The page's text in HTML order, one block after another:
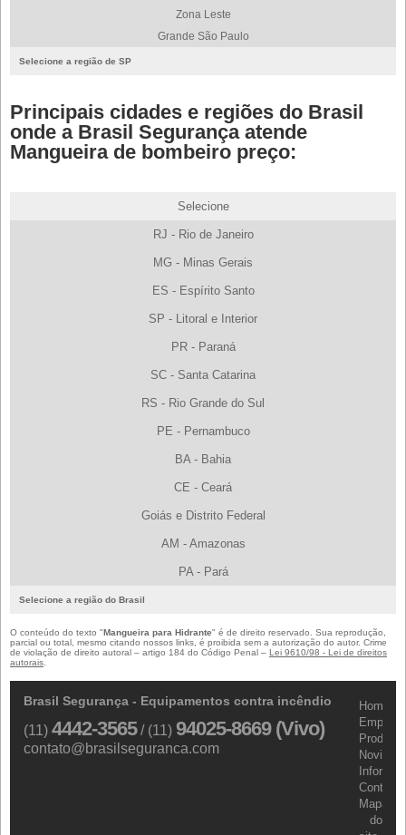
Zona Leste
Grande São Paulo
Selecione a região de SP
Principais cidades e regiões do Brasil
onde a Brasil Segurança atende
Mangueira de bombeiro preço:
Selecione
RJ - Rio de Janeiro
MG - Minas Gerais
ES - Espírito Santo
SP - Litoral e Interior
PR - Paraná
SC - Santa Catarina
RS - Rio Grande do Sul
PE - Pernambuco
BA - Bahia
CE - Ceará
Goiás e Distrito Federal
AM - Amazonas
PA - Pará
Selecione a região do Brasil
O conteúdo do texto "Mangueira para Hidrante" é de direito reservado. Sua reprodução,
parcial ou total, mesmo citando nossos links, é proibida sem a autorização do autor. Crime
de violação de direito autoral – artigo 184 do Código Penal – Lei 9610/98 - Lei de direitos
autorais
Brasil Segurança - Equipamentos contra incêndio
(11) 4442-3565/ (11) 94025-8669 (Vivo)
contato@brasilseguranca.com
Home
Empresa
Produtos
Contato
Mapa
do